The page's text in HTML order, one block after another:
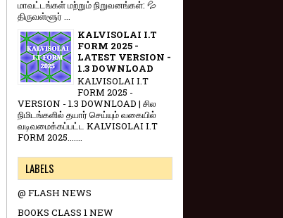
மாவட்டங்கள் மற்றும் நிறுவனங்கள்: 💦
திருவள்ளூர் ...
KALVISOLAI I.T
FORM 2025 -
LATEST VERSION -
1.3 DOWNLOAD
KALVISOLAI I.T
FORM 2025 -
VERSION - 1.3 DOWNLOAD | சில
நிமிடங்களில் தயார் செய்யும் வகையில்
வடிவமைக்கப்பட்ட KALVISOLAI I.T
FORM 2025.......
LABELS
@ FLASH NEWS
BOOKS CLASS 1 NEW